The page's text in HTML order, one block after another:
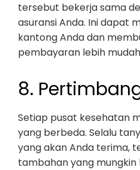
tersebut bekerja sama
asuransi Anda. Ini dapat
kantong Anda dan
pembayaran lebih
8.
Setiap pusat kesehatan
yang berbeda. Selalu
yang akan Anda terima,
tambahan yang mungkin